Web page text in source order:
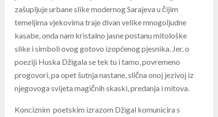
zašupljuje urbane slike modernog Sarajeva u čijim
temeljima vjekovima traje divan velike mnogoljudne
kasabe, onda nam kristalno jasne postanu mitološke
slike i simboli ovog gotovo izopćenog pjesnika. Jer, o
poeziji Huska Džigala se tek tu i tamo, povremeno
progovori, pa opet šutnja nastane, slična onoj jezivoj iz
njegovoga svijeta magičnih skaski, predanja i mitova.
Konciznim poetskim izrazom Džigal komunicira s